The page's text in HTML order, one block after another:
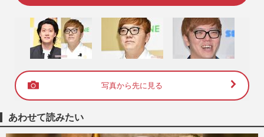
写真から先に見る
あわせて読みたい